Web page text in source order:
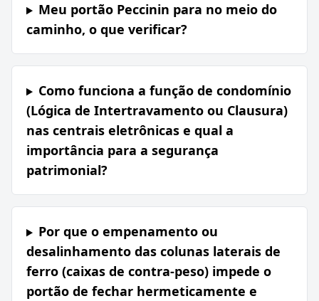
Meu portão Peccinin para no meio do
caminho, o que verificar?
Como funciona a função de condomínio
(Lógica de Intertravamento ou Clausura)
nas centrais eletrônicas e qual a
importância para a segurança
patrimonial?
Por que o empenamento ou
desalinhamento das colunas laterais de
ferro (caixas de contra-peso) impede o
portão de fechar hermeticamente e